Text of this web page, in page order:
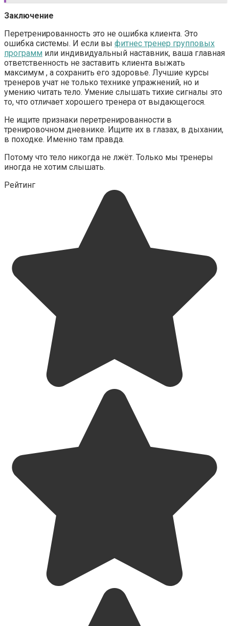
Заключение
Перетренированность это не ошибка клиента. Это
ошибка системы. И если вы фитнес тренер групповых
программ или индивидуальный наставник, ваша главная
ответственность не заставить клиента выжать
максимум , а сохранить его здоровье. Лучшие курсы
тренеров учат не только технике упражнений, но и
умению читать тело. Умение слышать тихие сигналы это
то, что отличает хорошего тренера от выдающегося.
Не ищите признаки перетренированности в
тренировочном дневнике. Ищите их в глазах, в дыхании,
в походке. Именно там правда.
Потому что тело никогда не лжёт. Только мы тренеры
иногда не хотим слышать.
Рейтинг